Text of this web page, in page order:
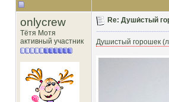
onlycrew
Тётя Мотя
активный участник
Re: Души́стый
Душистый горошек